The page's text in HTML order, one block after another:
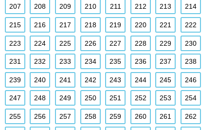
207 208 209 210 211 212 213 214
215 216 217 218 219 220 221 222
223 224 225 226 227 228 229 230
231 232 233 234 235 236 237 238
239 240 241 242 243 244 245 246
247 248 249 250 251 252 253 254
255 256 257 258 259 260 261 262